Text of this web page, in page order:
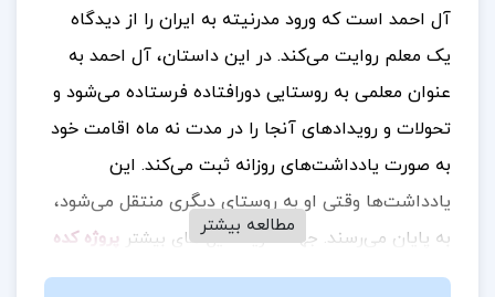
آل احمد است که ورود مدرنیته به ایران را از دیدگاه
یک معلم روایت می‌کند. در این داستان، آل احمد به
عنوان معلمی به روستایی دورافتاده فرستاده می‌شود و
تحولات و رویدادهای آنجا را در مدت نه ماه اقامت خود
به صورت یادداشت‌های روزانه ثبت می‌کند. این
یادداشت‌ها وقتی او به روستای دیگری منتقل می‌شود،
به پایان می‌رسند. جهت خرید فایل های بیشتر پروژه کده
را دنبال کنید.
مطالعه بیشتر